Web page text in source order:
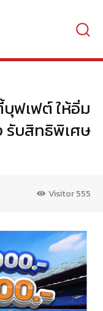
ฟเฟต์ ให้อิ่ม
รับสิทธิพิเศษ
Visitor555